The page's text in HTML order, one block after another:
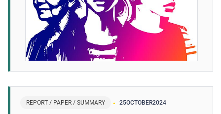
REPORT / PAPER / SUMMARY 25OCTOBER2024